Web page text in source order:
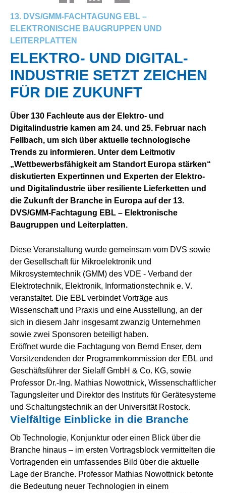
13. DVS/GMM-FACHTAGUNG EBL –
ELEKTRONISCHE BAUGRUPPEN UND
LEITERPLATTEN
ELEK­TRO- UND DIGITAL­
INDUSTRIE SETZT ZEI­CHEN
FÜR DIE ZU­KUNFT
Über 130 Fachleute aus der Elektro- und
Digitalindustrie kamen am 24. und 25. Februar nach
Fellbach, um sich über aktuelle technologische
Trends zu informieren. Unter dem Leitmotiv
„Wettbewerbsfähigkeit am Standort Europa stärken“
diskutierten Expertinnen und Experten der Elektro-
und Digitalindustrie über resiliente Lieferketten und
die Zukunft der Branche in Europa auf der 13.
DVS/GMM-Fachtagung EBL – Elektronische
Baugruppen und Leiterplatten.
Diese Veranstaltung wurde gemeinsam vom DVS sowie
der Gesellschaft für Mikroelektronik und
Mikrosystemtechnik (GMM) des VDE - Verband der
Elektrotechnik, Elektronik, Informationstechnik e. V.
veranstaltet. Die EBL verbindet Vorträge aus
Wissenschaft und Praxis und eine Ausstellung, an der
sich in diesem Jahr insgesamt zwanzig Unternehmen
sowie zwei Sponsoren beteiligt haben.
Eröffnet wurde die Fachtagung von Bernd Enser, dem
Vorsitzendenden der Programmkommission der EBL und
Geschäftsführer der Sielaff GmbH & Co. KG, sowie
Professor Dr.-Ing. Mathias Nowottnick, Wissenschaftlicher
Tagungsleiter und Direktor des Instituts für Gerätesysteme
und Schaltungstechnik an der Universität Rostock.
Vielfältige Einblicke in die Branche
Ob Technologie, Konjunktur oder einen Blick über die
Branche hinaus – im ersten Vortragsblock vermittelten die
Vortragenden ein umfassendes Bild über die aktuelle
Lage der Branche. Professor Mathias Nowottnick betonte
die Bedeutung neuer Technologien in einem